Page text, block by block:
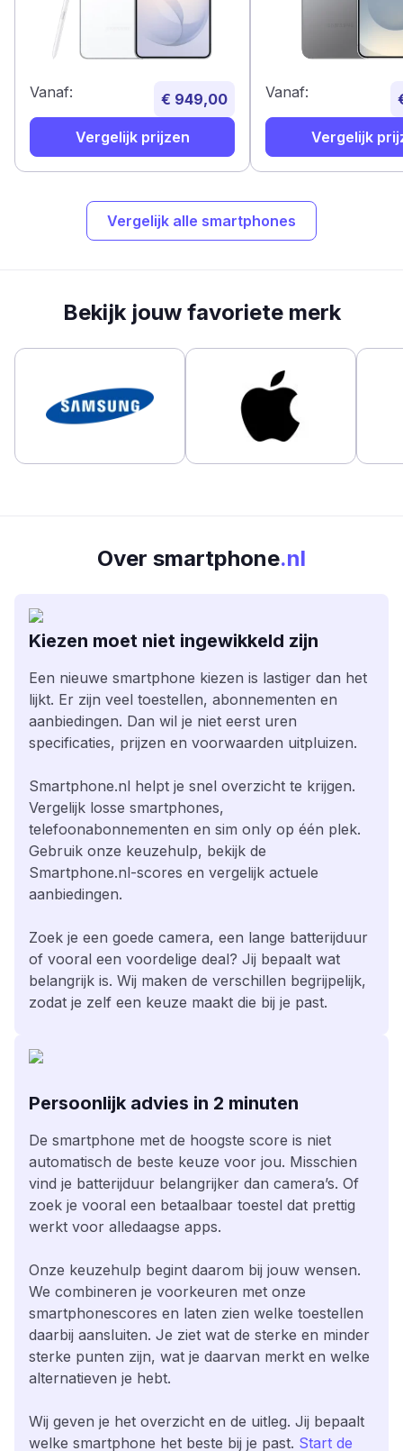
Vanaf: € 949,00
Vergelijk prijzen
Vanaf:
Vergelijk
Vergelijk alle smartphones
Bekijk jouw favoriete merk
Over smartphone.nl
Kiezen moet niet ingewikkeld zijn
Een nieuwe smartphone kiezen is lastiger dan het
lijkt. Er zijn veel toestellen, abonnementen en
aanbiedingen. Dan wil je niet eerst uren
specificaties, prijzen en voorwaarden uitpluizen.
Smartphone.nl helpt je snel overzicht te krijgen.
Vergelijk losse smartphones,
telefoonabonnementen en sim only op één plek.
Gebruik onze keuzehulp, bekijk de
Smartphone.nl-scores en vergelijk actuele
aanbiedingen.
Zoek je een goede camera, een lange batterijduur
of vooral een voordelige deal? Jij bepaalt wat
belangrijk is. Wij maken de verschillen begrijpelijk,
zodat je zelf een keuze maakt die bij je past.
Persoonlijk advies in 2 minuten
De smartphone met de hoogste score is niet
automatisch de beste keuze voor jou. Misschien
vind je batterijduur belangrijker dan camera’s. Of
zoek je vooral een betaalbaar toestel dat prettig
werkt voor alledaagse apps.
Onze keuzehulp begint daarom bij jouw wensen.
We combineren je voorkeuren met onze
smartphonescores en laten zien welke toestellen
daarbij aansluiten. Je ziet wat de sterke en minder
sterke punten zijn, wat je daarvan merkt en welke
alternatieven je hebt.
Wij geven je het overzicht en de uitleg. Jij bepaalt
welke smartphone het beste bij je past. Start de